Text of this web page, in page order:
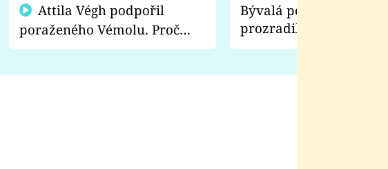
poraženého Vémolu. Proč
chce raději zápasit s ním než
Bývalá pornoherečka
prozradila, co ji
natáčení Euforie.